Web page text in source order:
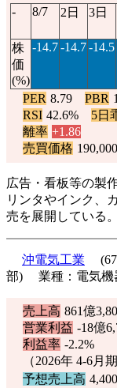
-
8/7 2日 3日
株
価
(%)
-14.7-14.7-14.5
PER 8.79 PBR
RSI 42.6% 5日
離率 +1.86
売買価格
広告・看板等の製
リンタやインク、
売を展開している
沖電気工業
部) 業種：電気機
売上高 861億
営業利益 -18億
利益率 -2.2%
（2026年 4-6月
予想売上高